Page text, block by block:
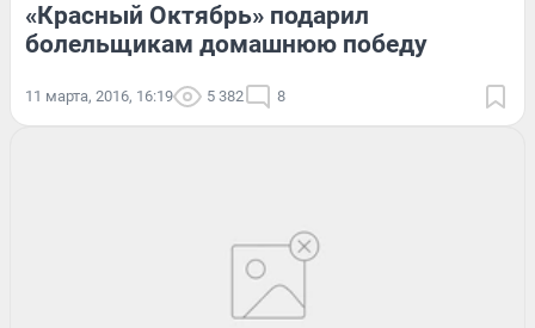
«Красный Октябрь» подарил
болельщикам домашнюю победу
11 марта, 2016, 16:19 5 382 8